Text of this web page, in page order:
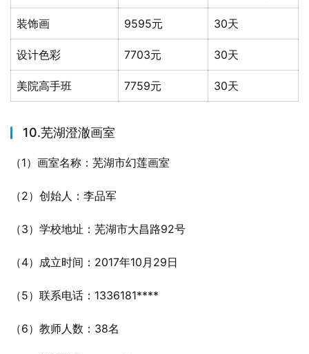
装饰画 9595元 30天
设计色彩 7703元 30天
美院高手班 7759元 30天
10.芜湖澄澈画室
（1）画室名称：芜湖市幻莲画室
（2）创始人：李品军
（3）学校地址：芜湖市大昌路92号
（4）成立时间：2017年10月29日
（5）联系电话：1336181****
（6）教师人数：38名